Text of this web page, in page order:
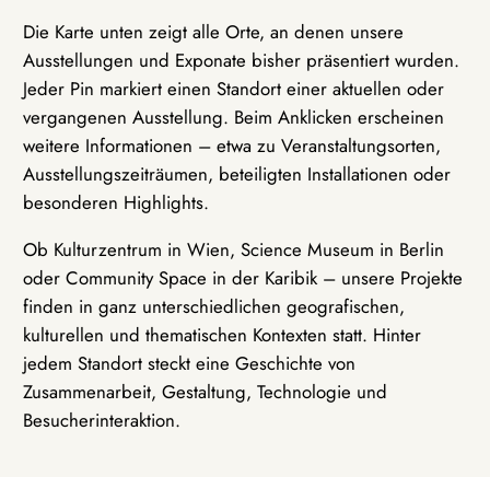
Die Karte unten zeigt alle Orte, an denen unsere
Ausstellungen und Exponate bisher präsentiert wurden.
Jeder Pin markiert einen Standort einer aktuellen oder
vergangenen Ausstellung. Beim Anklicken erscheinen
weitere Informationen – etwa zu Veranstaltungsorten,
Ausstellungszeiträumen, beteiligten Installationen oder
besonderen Highlights.
Ob Kulturzentrum in Wien, Science Museum in Berlin
oder Community Space in der Karibik – unsere Projekte
finden in ganz unterschiedlichen geografischen,
kulturellen und thematischen Kontexten statt. Hinter
jedem Standort steckt eine Geschichte von
Zusammenarbeit, Gestaltung, Technologie und
Besucherinteraktion.